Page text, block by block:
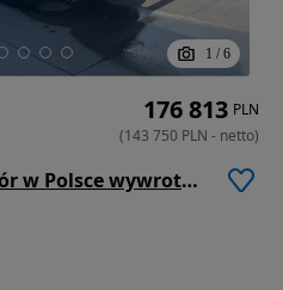
1 / 6
Schmitz Cargobull odbiór w Polsce wywrotka Ski 24 SL 7.2 2025 rok 29.9m3
176 813 PLN
(143 750 PLN - netto)